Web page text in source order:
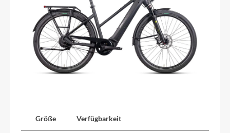
Größe Verfügbarkeit